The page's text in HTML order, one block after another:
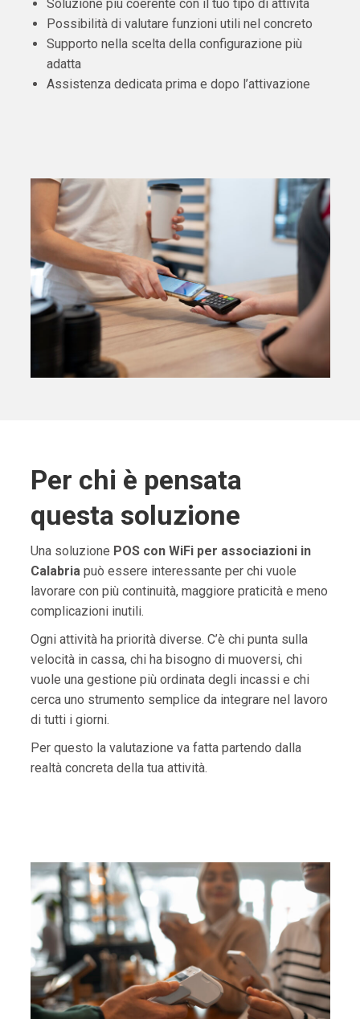
Soluzione più coerente con il tuo tipo di attività
Possibilità di valutare funzioni utili nel concreto
Supporto nella scelta della configurazione più
adatta
Assistenza dedicata prima e dopo l’attivazione
Per chi è pensata
questa soluzione
Una soluzione POS con WiFi per associazioni in
Calabriapuò essere interessante per chi vuole
lavorare con più continuità, maggiore praticità e meno
complicazioni inutili.
Ogni attività ha priorità diverse. C’è chi punta sulla
velocità in cassa, chi ha bisogno di muoversi, chi
vuole una gestione più ordinata degli incassi e chi
cerca uno strumento semplice da integrare nel lavoro
di tutti i giorni.
Per questo la valutazione va fatta partendo dalla
realtà concreta della tua attività.